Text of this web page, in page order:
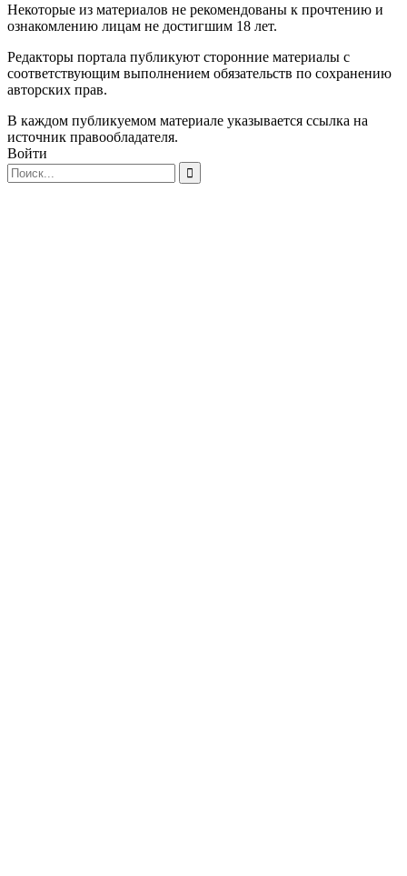
Некоторые из материалов не рекомендованы к прочтению и
ознакомлению лицам не достигшим 18 лет.
Редакторы портала публикуют сторонние материалы с
соответствующим выполнением обязательств по сохранению
авторских прав.
В каждом публикуемом материале указывается ссылка на
источник правообладателя.
Войти